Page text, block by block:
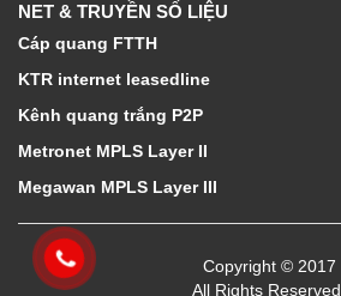
NET & TRUYỀN SỐ LIỆU
Cáp quang FTTH
KTR internet leasedline
Kênh quang trắng P2P
Metronet MPLS Layer II
Megawan MPLS Layer III
Copyright © 2017
All Rights Reserved.